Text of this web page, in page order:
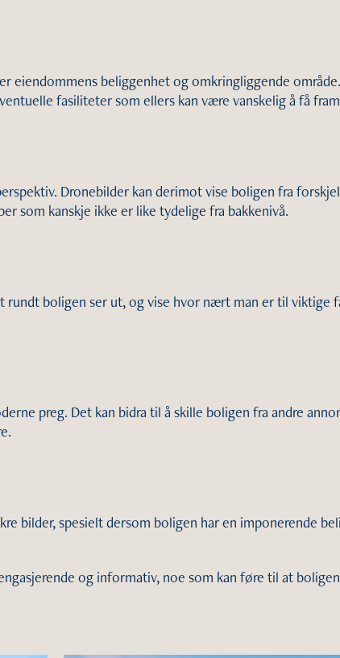
eiendommens beliggenhet og omkringliggende
fasiliteter som ellers kan være vanskelig å få
Dronebilder kan derimot vise boligen fra
som kanskje ikke er like tydelige fra bakkenivå.
rundt boligen ser ut, og vise hvor nært man er til viktige
preg. Det kan bidra til å skille boligen fra andre
bilder, spesielt dersom boligen har en imponerende
og informativ, noe som kan føre til at